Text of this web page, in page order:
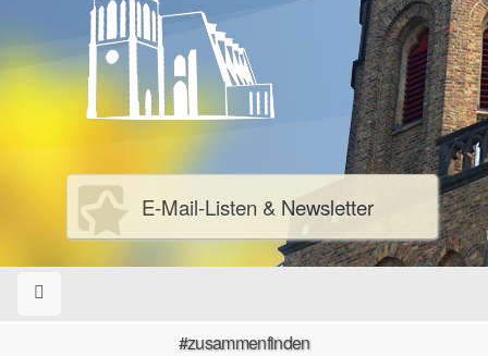
E-Mail-Listen & Newsletter
#zusammenfinden